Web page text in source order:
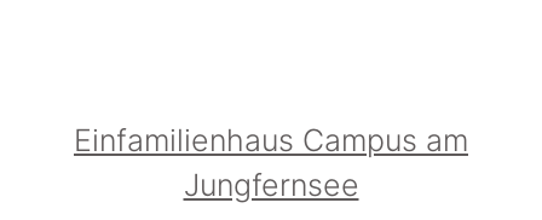
Einfamilienhaus Campus am
Jungfernsee